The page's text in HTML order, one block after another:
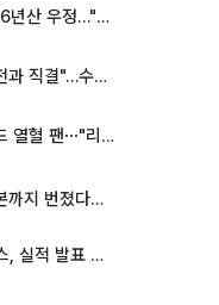
'나혼산' 류혜영, 고경표와 16년산 우정…"자취방서 부모님과 마주쳐"
이재준 시장 "정전, 시민안전과 직결"…수원시 비상대응체계 가동
'차쥐뿔' 이준영, 포켓몬 카드 열혈 팬⋯"리셀러 처단할 것"
축구협회 '성 접대 의혹' 일본까지 번졌다…日 심판 실명 공개
LIG디펜스앤에어로스페이스, 실적 발표 후 급락→반등⋯증권가 “28년까지 튼튼”